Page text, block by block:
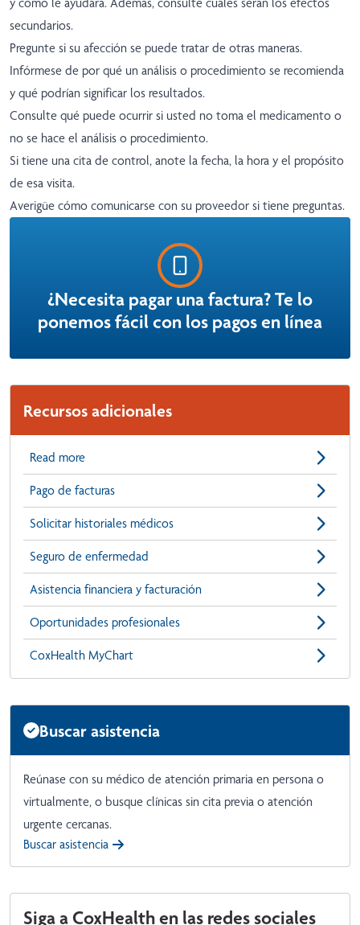
secundarios.
Pregunte si su afección se puede tratar de otras maneras.
Infórmese de por qué un análisis o procedimiento se recomienda
y qué podrían significar los resultados.
Consulte qué puede ocurrir si usted no toma el medicamento o
no se hace el análisis o procedimiento.
Si tiene una cita de control, anote la fecha, la hora y el propósito
de esa visita.
Averigüe cómo comunicarse con su proveedor si tiene preguntas.
¿Necesita pagar una factura? Te lo
ponemos fácil con los pagos en línea
Recursos adicionales
Read more
Pago de facturas
Solicitar historiales médicos
Seguro de enfermedad
Asistencia financiera y facturación
Oportunidades profesionales
CoxHealth MyChart
Buscar asistencia
Reúnase con su médico de atención primaria en persona o
virtualmente, o busque clínicas sin cita previa o atención
urgente cercanas.
Buscar asistencia
Siga a CoxHealth en las redes sociales